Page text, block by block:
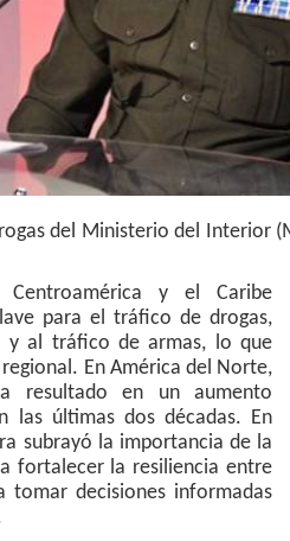
del Ministerio del Interior
Centroamérica y el Caribe
para el tráfico de drogas,
y al tráfico de armas, lo que
En América del Norte,
resultado en un aumento
las últimas dos décadas. En
subrayó la importancia de la
fortalecer la resiliencia entre
tomar decisiones informadas